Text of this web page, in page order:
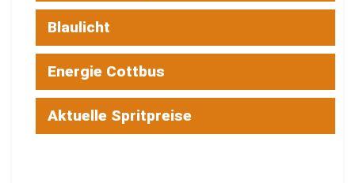
Blaulicht
Energie Cottbus
Aktuelle Spritpreise